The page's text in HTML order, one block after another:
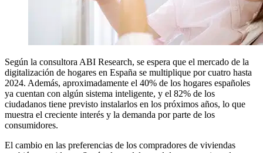
Según la consultora ABI Research, se espera que el mercado de la
digitalización de hogares en España se multiplique por cuatro hasta
2024. Además, aproximadamente el 40% de los hogares españoles
ya cuentan con algún sistema inteligente, y el 82% de los
ciudadanos tiene previsto instalarlos en los próximos años, lo que
muestra el creciente interés y la demanda por parte de los
consumidores.
El cambio en las preferencias de los compradores de viviendas